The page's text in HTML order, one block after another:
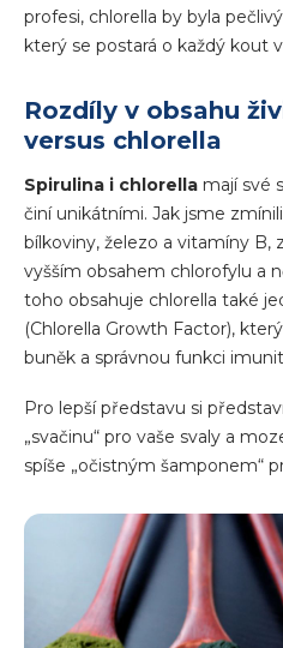
profesi, chlorella by byla
který se postará o každý kout
Rozdíly v obsahu
versus chlorella
Spirulina i chlorella mají své
činí unikátními. Jak jsme
bílkoviny, železo a vitamíny B,
vyšším obsahem chlorofylu a
toho obsahuje chlorella také
(Chlorella Growth Factor),
buněk a správnou funkci
Pro lepší představu si
„svačinu“ pro vaše svaly a
spíše „očistným šamponem“